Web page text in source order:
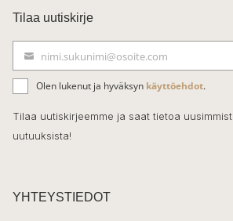
c
e
b
o
o
k
Tilaa uutiskirje
ä
h
k
t
nimi.sukunimi@osoite.com
Olen lukenut ja hyväksyn käyttöehdot.
Tilaa uutiskirjeemme ja saat tietoa
uutuuksista!
YHTEYSTIEDOT